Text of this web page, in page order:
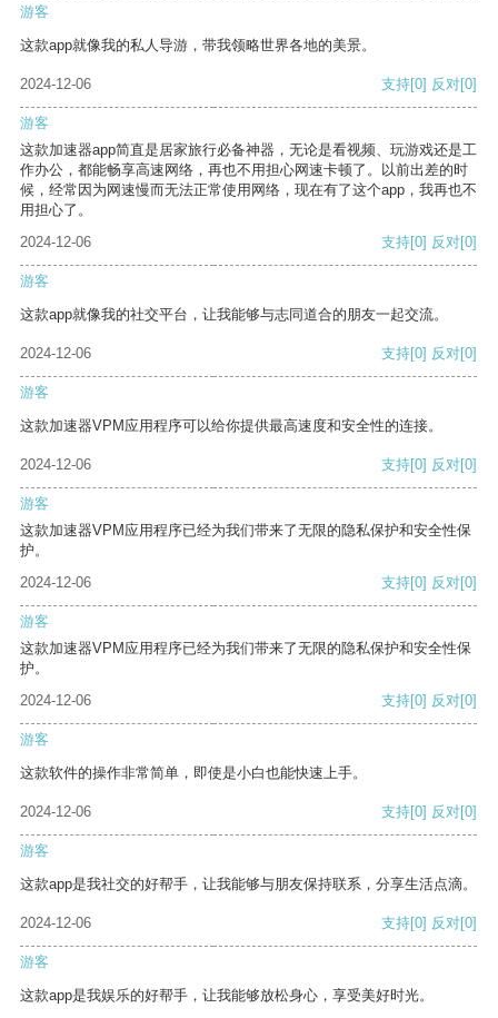
游客
这款app就像我的私人导游，带我领略世界各地的美景。
2024-12-06 支持[0] 反对[0]
游客
这款加速器app简直是居家旅行必备神器，无论是看视频、玩游戏还是工
作办公，都能畅享高速网络，再也不用担心网速卡顿了。以前出差的时
候，经常因为网速慢而无法正常使用网络，现在有了这个app，我再也不
用担心了。
2024-12-06
支持[0] 反对[0]
游客
这款app就像我的社交平台，让我能够与志同道合的朋友一起交流。
2024-12-06 支持[0] 反对[0]
游客
这款加速器VPM应用程序可以给你提供最高速度和安全性的连接。
2024-12-06 支持[0] 反对[0]
游客
这款加速器VPM应用程序已经为我们带来了无限的隐私保护和安全性保
护。
2024-12-06
支持[0] 反对[0]
游客
这款加速器VPM应用程序已经为我们带来了无限的隐私保护和安全性保
护。
2024-12-06
支持[0] 反对[0]
游客
这款软件的操作非常简单，即使是小白也能快速上手。
2024-12-06 支持[0] 反对[0]
游客
这款app是我社交的好帮手，让我能够与朋友保持联系，分享生活点滴。
2024-12-06 支持[0] 反对[0]
游客
这款app是我娱乐的好帮手，让我能够放松身心，享受美好时光。